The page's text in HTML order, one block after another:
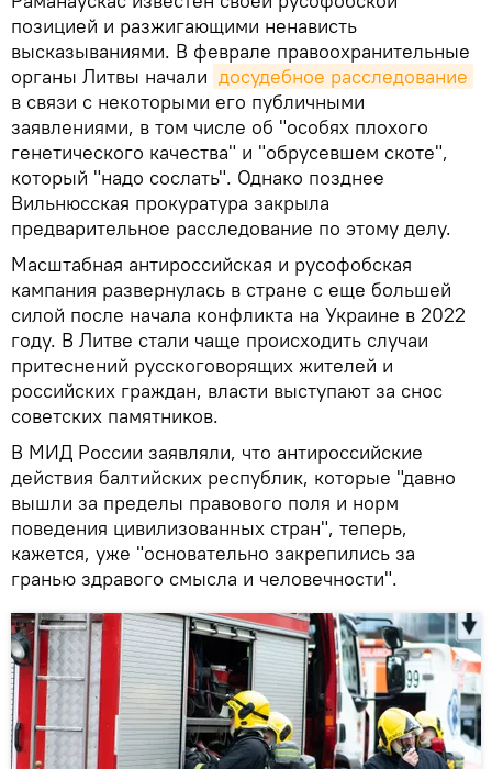
позицией и разжигающими ненависть
высказываниями. В феврале правоохранительные
органы Литвы начали досудебное расследование
в связи с некоторыми его публичными
заявлениями, в том числе об "особях плохого
генетического качества" и "обрусевшем скоте",
который "надо сослать". Однако позднее
Вильнюсская прокуратура закрыла
предварительное расследование по этому делу.
Масштабная антироссийская и русофобская
кампания развернулась в стране с еще большей
силой после начала конфликта на Украине в 2022
году. В Литве стали чаще происходить случаи
притеснений русскоговорящих жителей и
российских граждан, власти выступают за снос
советских памятников.
В МИД России заявляли, что антироссийские
действия балтийских республик, которые "давно
вышли за пределы правового поля и норм
поведения цивилизованных стран", теперь,
кажется, уже "основательно закрепились за
гранью здравого смысла и человечности".